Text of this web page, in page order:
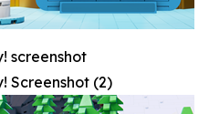
screenshot
Screenshot (2)